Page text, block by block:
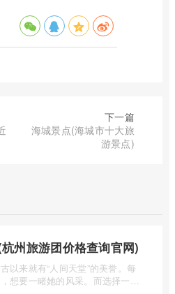
下一篇
海城景点(海城市十大旅
游景点)
州旅游团价格查询官网)
以来就有“人间天堂”的美誉。每
想要一睹她的风采。而选择一个